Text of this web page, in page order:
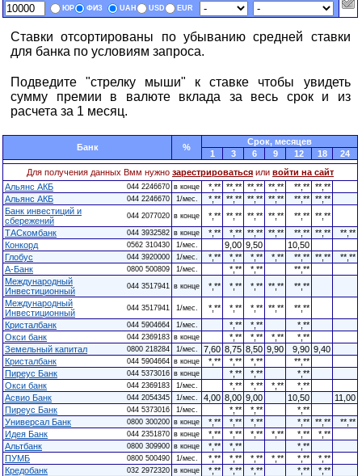
ЮР ФИЗ UAH USD EUR
Ставки отсортированы по убыванию средней ставки
для банка по условиям запроса.
Подведите "стрелку мыши" к ставке чтобы увидеть
сумму премии в валюте вклада за весь срок и из
расчета за 1 месяц.
Банк %
Cрок, месяцев
1
3 6 9 12 18
24
Для получения данных Вмм нужно зарестрироваться или войти на сайт
Альянс АКБ
044 2246670 в конце *,** **,** **,** **,** **,** **,**
Альянс АКБ
044 2246670 1/мес. *,** **,** **,** **,** **,** **,**
Банк инвестиций и
сбережений
044 2077020 в конце *,** **,** **,** **,** **,** **,**
ТАСкомбанк
044 3932582 в конце *,** *,** **,** **,** **,** **,**
**,**
Конкорд
0562 310430 1/мес. 9,00 9,50
10,50
Глобус
044 3920000 1/мес. *,** *,** *,** *,** **,** **,**
**,**
А-Банк
0800 500809 1/мес. *,** *,**
**,**
Международный
Инвестиционный
044 3517941 в конце *,** *,** *,** **,**
**,**
Международный
Инвестиционный
044 3517941 1/мес. *,** *,** *,** **,**
**,**
Кристалбанк
044 5904664 1/мес. *,** *,**
*,**
Окси банк
044 2369183 в конце *,** *,** *,**
*,**
Земельный капитал
0800 218284 1/мес. 7,60 8,75 8,50 9,90 9,90 9,40
Кристалбанк
044 5904664 в конце *,** *,** *,**
**,**
Пиреус Банк
044 5373016 в конце *,** *,**
*,**
Окси банк
044 2369183 1/мес. *,** *,** *,**
*,**
Асвио Банк
044 2054345 1/мес. 4,00 8,00 9,00 10,50
11,00
Пиреус Банк
044 5373016 1/мес. *,** *,**
*,**
Универсал Банк
0800 300200 в конце *,** *,** *,** *,** **,**
**,**
Идея Банк
044 2351870 в конце *,** *,** *,** *,** *,**
*,**
Альтбанк
0800 309900 в конце *,** *,**
*,**
ПУМБ
0800 500490 1/мес. *,** *,** *,** *,** *,**
*,**
Кредобанк
032 2972320 в конце *,** *,** *,** *,**
*,**